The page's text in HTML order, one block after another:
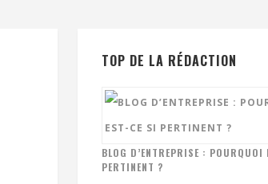
TOP DE LA RÉDACTION
BLOG D’ENTREPRISE : POURQUOI
PERTINENT ?